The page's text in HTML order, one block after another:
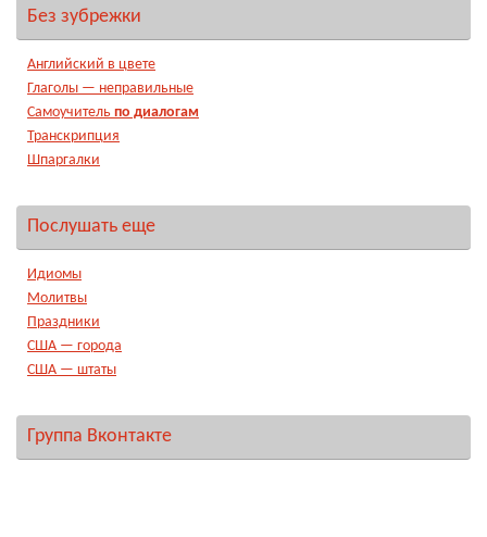
Без зубрежки
Английский в цвете
Глаголы — неправильные
Самоучитель по диалогам
Транскрипция
Шпаргалки
Послушать еще
Идиомы
Молитвы
Праздники
США — города
США — штаты
Группа Вконтакте